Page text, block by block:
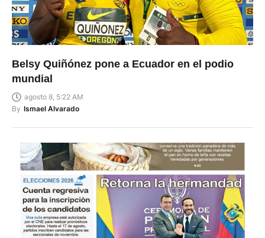
Belsy Quiñónez pone a Ecuador en el podio
mundial
agosto 8, 5:22 AM
By Ismael Alvarado